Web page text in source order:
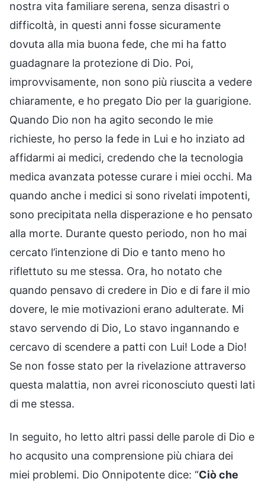
nostra vita familiare serena, senza disastri o
difficoltà, in questi anni fosse sicuramente
dovuta alla mia buona fede, che mi ha fatto
guadagnare la protezione di Dio. Poi,
improvvisamente, non sono più riuscita a vedere
chiaramente, e ho pregato Dio per la guarigione.
Quando Dio non ha agito secondo le mie
richieste, ho perso la fede in Lui e ho inziato ad
affidarmi ai medici, credendo che la tecnologia
medica avanzata potesse curare i miei occhi. Ma
quando anche i medici si sono rivelati impotenti,
sono precipitata nella disperazione e ho pensato
alla morte. Durante questo periodo, non ho mai
cercato l’intenzione di Dio e tanto meno ho
riflettuto su me stessa. Ora, ho notato che
quando pensavo di credere in Dio e di fare il mio
dovere, le mie motivazioni erano adulterate. Mi
stavo servendo di Dio, Lo stavo ingannando e
cercavo di scendere a patti con Lui! Lode a Dio!
Se non fosse stato per la rivelazione attraverso
questa malattia, non avrei riconosciuto questi lati
di me stessa.
In seguito, ho letto altri passi delle parole di Dio e
ho acqusito una comprensione più chiara dei
miei problemi. Dio Onnipotente dice: “Ciò che